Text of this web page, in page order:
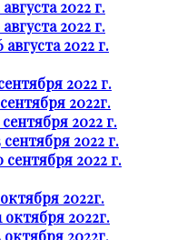
2022 г.
2022 г.
2022 г.
2022 г.
2022г.
2022 г.
2022 г.
сентября 2022 г.
2022г.
октября 2022г.
октября 2022г.